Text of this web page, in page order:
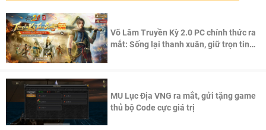
Võ Lâm Truyền Kỳ 2.0 PC chính thức ra
mắt: Sống lại thanh xuân, giữ trọn tinh
MU Lục Địa VNG ra mắt, gửi tặng game
thủ bộ Code cực giá trị